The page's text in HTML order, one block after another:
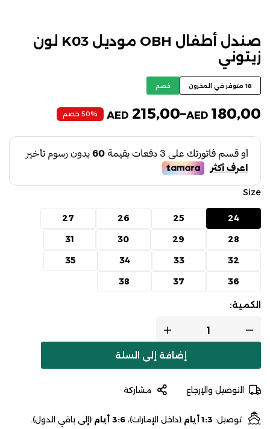
صندل أطفال OBH موديل K03 لون
زيتوني
18 متوفر في المخزون خصم
AED 180,00
–
AED 215,00 50% خصم
Size
24
25
26
27
28
29
30
31
32
33
34
35
36
37
38
الكمية:
إضافة إلى السلة
التوصيل والإرجاع مشاركة
توصيل: 1:3 أيام (داخل الإمارات)، 3:6 أيام (إلى باقي الدول).